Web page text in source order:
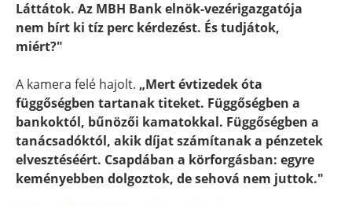
Láttátok. Az MBH Bank elnök-vezérigazgatója
nem bírt ki tíz perc kérdezést. És tudjátok,
miért?"
A kamera felé hajolt. „Mert évtizedek óta
függőségben tartanak titeket. Függőségben a
bankoktól, bűnözői kamatokkal. Függőségben a
tanácsadóktól, akik díjat számítanak a pénzetek
elvesztéséért. Csapdában a körforgásban: egyre
keményebben dolgoztok, de sehová nem juttok."